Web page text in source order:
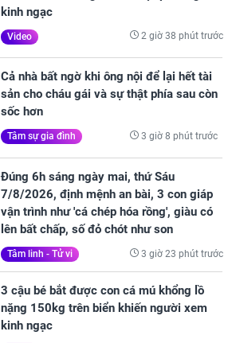
kinh ngạc
Video 2 giờ 38 phút trước
Cả nhà bất ngờ khi ông nội để lại hết tài
sản cho cháu gái và sự thật phía sau còn
sốc hơn
Tâm sự gia đình 3 giờ 8 phút trước
Đúng 6h sáng ngày mai, thứ Sáu
7/8/2026, định mệnh an bài, 3 con giáp
vận trình như 'cá chép hóa rồng', giàu có
lên bất chấp, số đỏ chót như son
Tâm linh - Tử vi 3 giờ 23 phút trước
3 cậu bé bắt được con cá mú khổng lồ
nặng 150kg trên biển khiến người xem
kinh ngạc